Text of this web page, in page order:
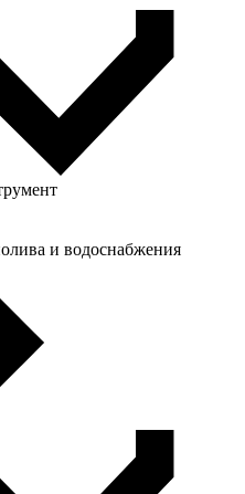
и водоснабжения